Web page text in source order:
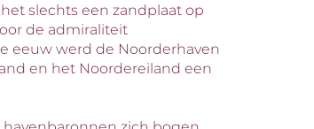
slechts een zandplaat op
de admiraliteit
eeuw werd de Noorderhaven
en het Noordereiland een